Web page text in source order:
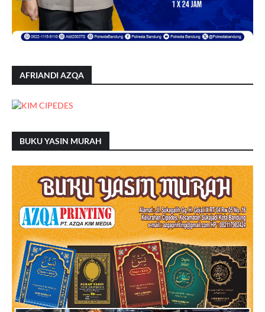
AFRIANDI AZQA
BUKU YASIN MURAH